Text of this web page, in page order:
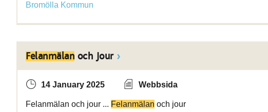
Bromölla Kommun
Felanmälan och Jour
14 January 2025 Webbsida
Felanmälan och jour ... Felanmälan och jour